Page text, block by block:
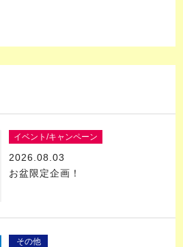
イベント/キャンペーン
2026.08.03
お盆限定企画！
その他